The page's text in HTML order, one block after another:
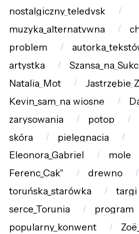
nostalgiczny_teledysk
muzyka_alternatywna
problem
artystka
Natalia_Mot
Kevin_sam_na_wiosnę
zarysowania
potop
skóra
pielęgnacja
Eleonora_Gabriel
mole
Ferenc_Cak"
drewno
toruńska_starówka
targi
serce_Torunia
program
popularny_konwent